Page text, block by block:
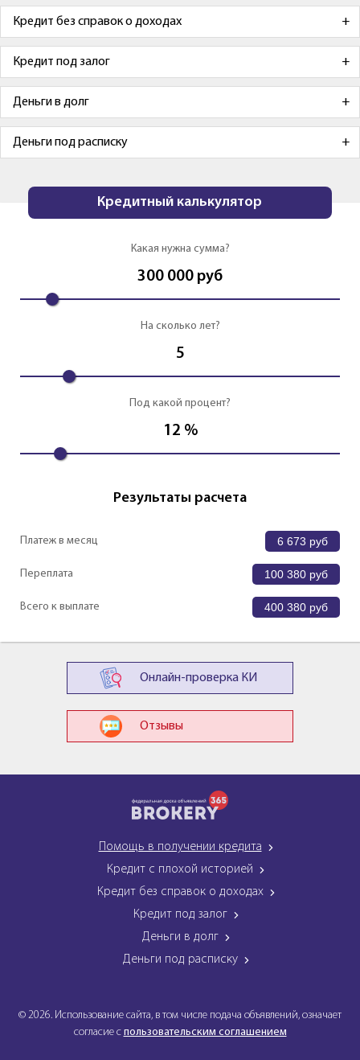
Кредит без справок о доходах
Кредит под залог
Деньги в долг
Деньги под расписку
Кредитный калькулятор
Какая нужна сумма?
300 000 руб
На сколько лет?
5
Под какой процент?
12 %
Результаты расчета
Платеж в месяц 6 673 руб
Переплата 100 380 руб
Всего к выплате 400 380 руб
Онлайн-проверка КИ
Отзывы
Помощь в получении кредита
Кредит с плохой историей
Кредит без справок о доходах
Кредит под залог
Деньги в долг
Деньги под расписку
© 2026. Использование сайта, в том числе подача объявлений, означает
согласие с пользовательским соглашением